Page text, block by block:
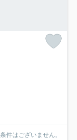
件はございません。